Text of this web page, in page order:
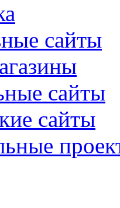
сайты
сайты
сайты